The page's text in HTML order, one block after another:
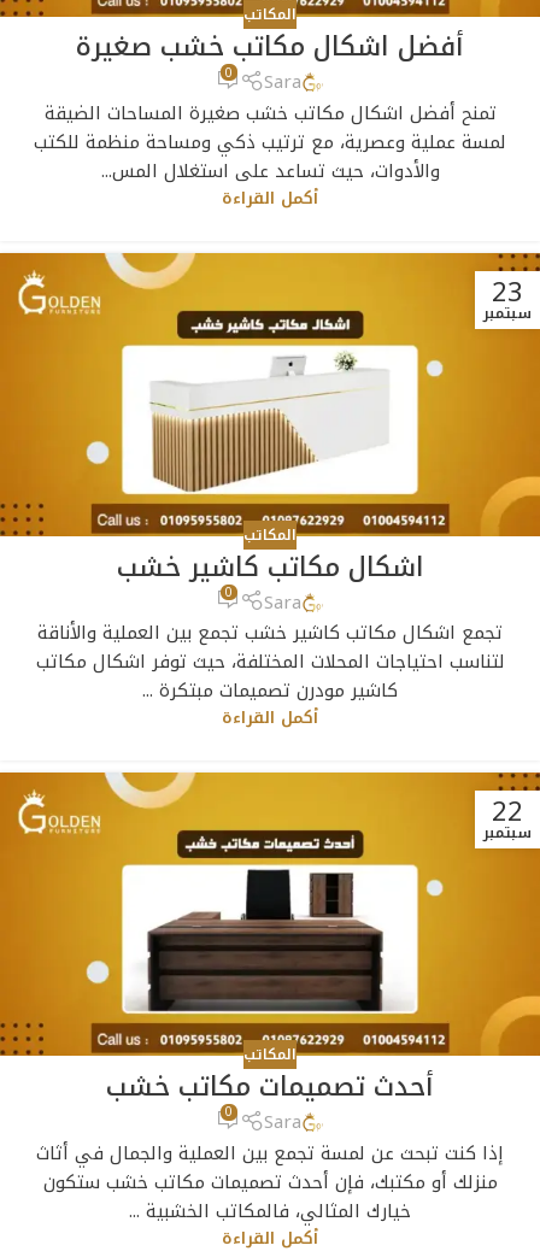
المكاتب
أفضل اشكال مكاتب خشب صغيرة
Sara
0
تمنح أفضل اشكال مكاتب خشب صغيرة المساحات الضيقة
لمسة عملية وعصرية، مع ترتيب ذكي ومساحة منظمة للكتب
والأدوات، حيث تساعد على استغلال المس...
أكمل القراءة
23
سبتمبر
المكاتب
اشكال مكاتب كاشير خشب
Sara
0
تجمع اشكال مكاتب كاشير خشب تجمع بين العملية والأناقة
لتناسب احتياجات المحلات المختلفة، حيث توفر اشكال مكاتب
كاشير مودرن تصميمات مبتكرة ...
أكمل القراءة
22
سبتمبر
المكاتب
أحدث تصميمات مكاتب خشب
Sara
0
إذا كنت تبحث عن لمسة تجمع بين العملية والجمال في أثاث
منزلك أو مكتبك، فإن أحدث تصميمات مكاتب خشب ستكون
خيارك المثالي، فالمكاتب الخشبية ...
أكمل القراءة